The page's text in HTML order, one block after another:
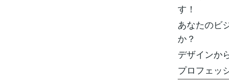
す！
あなたのビ
か？
デザインか
プロフェッ